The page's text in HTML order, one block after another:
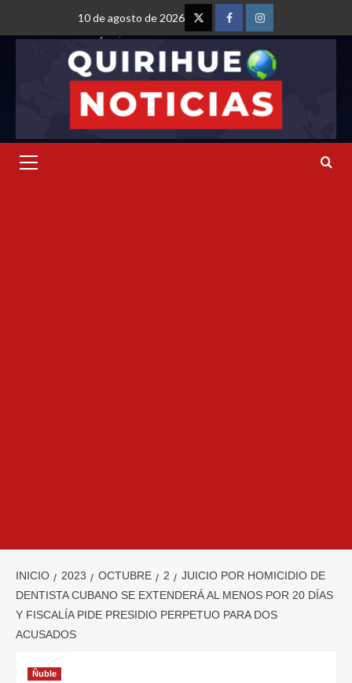
10 de agosto de 2026
INICIO 2023 OCTUBRE 2
JUICIO POR HOMICIDIO DE
DENTISTA CUBANO SE EXTENDERÁ AL MENOS POR 20 DÍAS
Y FISCALÍA PIDE PRESIDIO PERPETUO PARA DOS
ACUSADOS
Ñuble